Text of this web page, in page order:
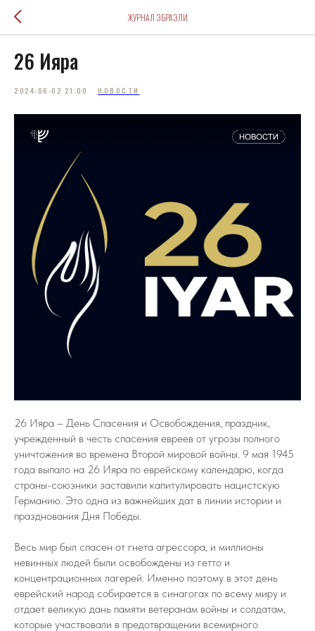
ЖУРНАЛ ЭБРАЭЛИ
26 Ияра
2024-06-02 21:00 НОВОСТИ
26 Ияра – День Спасения и Освобождения, праздник,
учрежденный в честь спасения евреев от угрозы полного
уничтожения во времена Второй мировой войны. 9 мая 1945
года выпало на 26 Ияра по еврейскому календарю, когда
страны-союзники заставили капитулировать нацистскую
Германию. Это одна из важнейших дат в линии истории и
празднования Дня Победы.
Весь мир был спасен от гнета агрессора, и миллионы
невинных людей были освобождены из гетто и
концентрационных лагерей. Именно поэтому в этот день
еврейский народ собирается в синагогах по всему миру и
отдает великую дань памяти ветеранам войны и солдатам,
которые участвовали в предотвращении всемирного